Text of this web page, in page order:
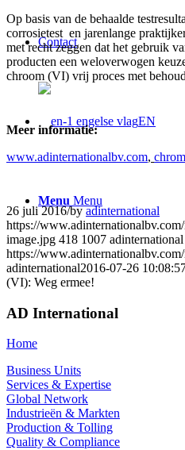
Contact
EN
Menu Menu
Op basis van de behaalde
corrosietest en jarenlange
met recht zeggen dat het gebruik
producten een weloverwogen
chroom (VI) vrij proces met
Meer informatie:
www.adinternationalbv.com,
26 juli 2016/byadinternational
https://
image.jpg 418 1007 adinternational
https://
adinternational2016-07-26
(VI): Weg ermee!
AD International
Home
Business Units
Services & Expertise
Global Network
Industrieën & Markten
Production & Tolling
Quality & Compliance